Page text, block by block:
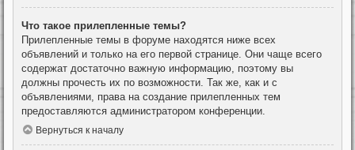
Что такое прилепленные темы?
Прилепленные темы в форуме находятся ниже всех
объявлений и только на его первой странице. Они чаще всего
содержат достаточно важную информацию, поэтому вы
должны прочесть их по возможности. Так же, как и с
объявлениями, права на создание прилепленных тем
предоставляются администратором конференции.
Вернуться к началу